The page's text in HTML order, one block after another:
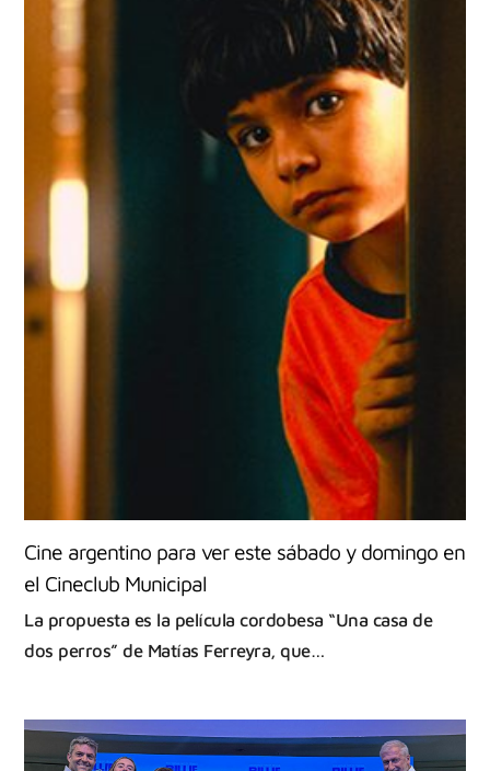
Cine argentino para ver este sábado y domingo en
el Cineclub Municipal
La propuesta es la película cordobesa “Una casa de
dos perros” de Matías Ferreyra, que…